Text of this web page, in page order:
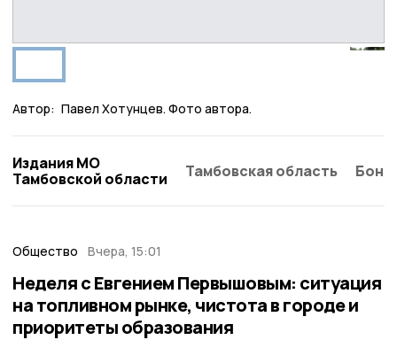
Автор: Павел Хотунцев. Фото автора.
Издания МО
Тамбовской области
Тамбовская область
Общество Вчера, 15:01
Неделя с Евгением Первышовым: ситуация
на топливном рынке, чистота в городе и
приоритеты образования